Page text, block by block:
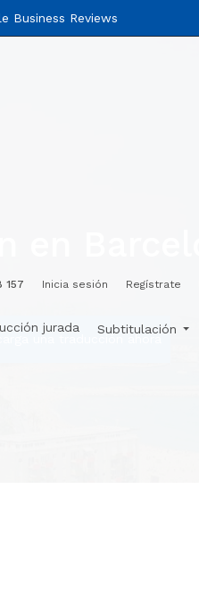
Business Reviews
157 Inicia sesión Regístrate
jurada Subtitulación
una traducción ahora